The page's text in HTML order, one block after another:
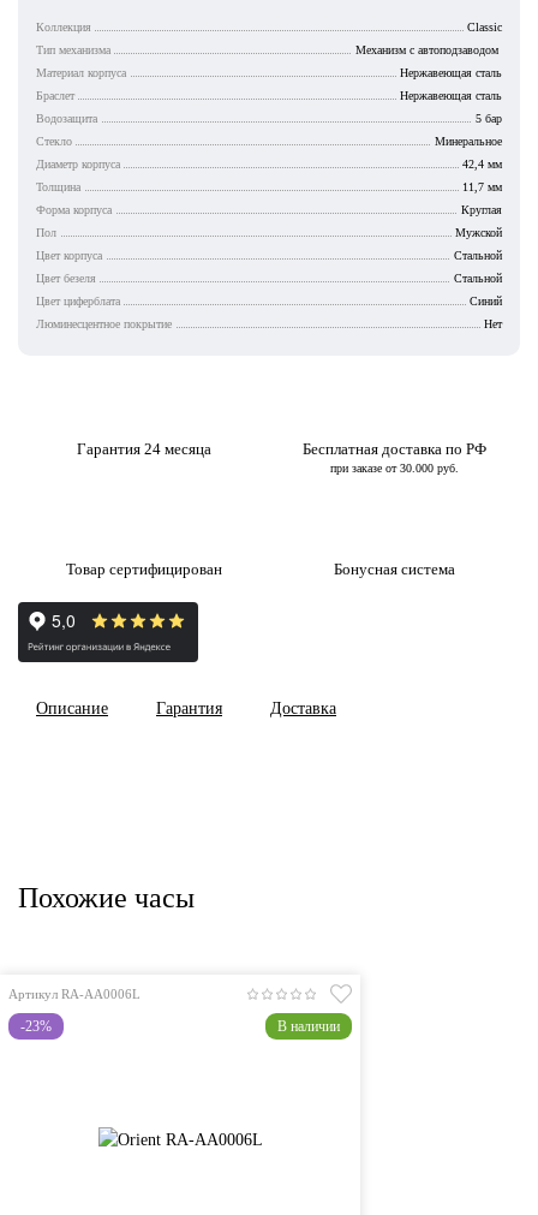
Коллекция
Classic
Тип механизма
Механизм с автоподзаводом
Материал корпуса
Нержавеющая сталь
Браслет
Нержавеющая сталь
Водозащита
5 бар
Стекло
Минеральное
Диаметр корпуса
42,4 мм
Толщина
11,7 мм
Форма корпуса
Круглая
Пол
Мужской
Цвет корпуса
Стальной
Цвет безеля
Стальной
Цвет циферблата
Синий
Люминесцентное покрытие
Нет
Гарантия 24 месяца Бесплатная доставка по РФ
при заказе от 30.000 руб.
Товар сертифицирован Бонусная система
Описание Гарантия Доставка
Похожие часы
Артикул RA-AA0006L
-23% В наличии